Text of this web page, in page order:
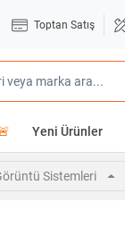
Toptan Satış
Yeni Ürünler
Sistemleri